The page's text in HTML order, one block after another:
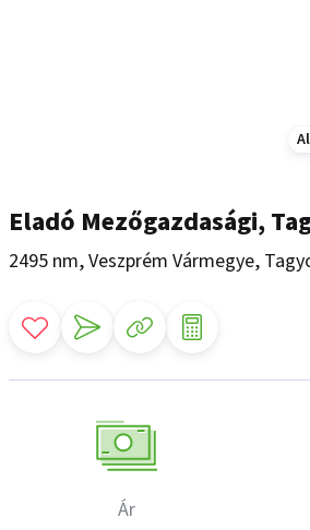
Eladó Mezőgazdasági,
2495 nm, Veszprém Vármegye,
Ár